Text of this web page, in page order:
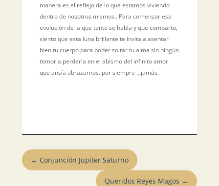
manera es el reflejo de lo que estamos viviendo
dentro de nosotros mismos.. Para comenzar esa
evolución de la que tanto se habla y que comparto,
siento que esta luna brillante te invita a asentar
bien tu cuerpo para poder soltar tu alma sin ningún
temor a perderla en el abismo del infinito amor
que ansía abrazarnos. por siempre …jamás.
← Conjunción Jupiter Saturno
Queridos Reyes Magos →